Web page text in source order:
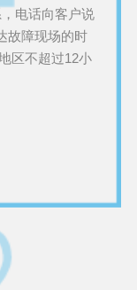
电话向客户说
故障现场的时
区不超过12小